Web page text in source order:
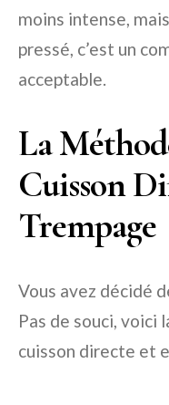
moins intense,
pressé, c’est un
acceptable.
La
Cuisson
Trempage
Vous avez décidé
Pas de souci, voici
cuisson directe et